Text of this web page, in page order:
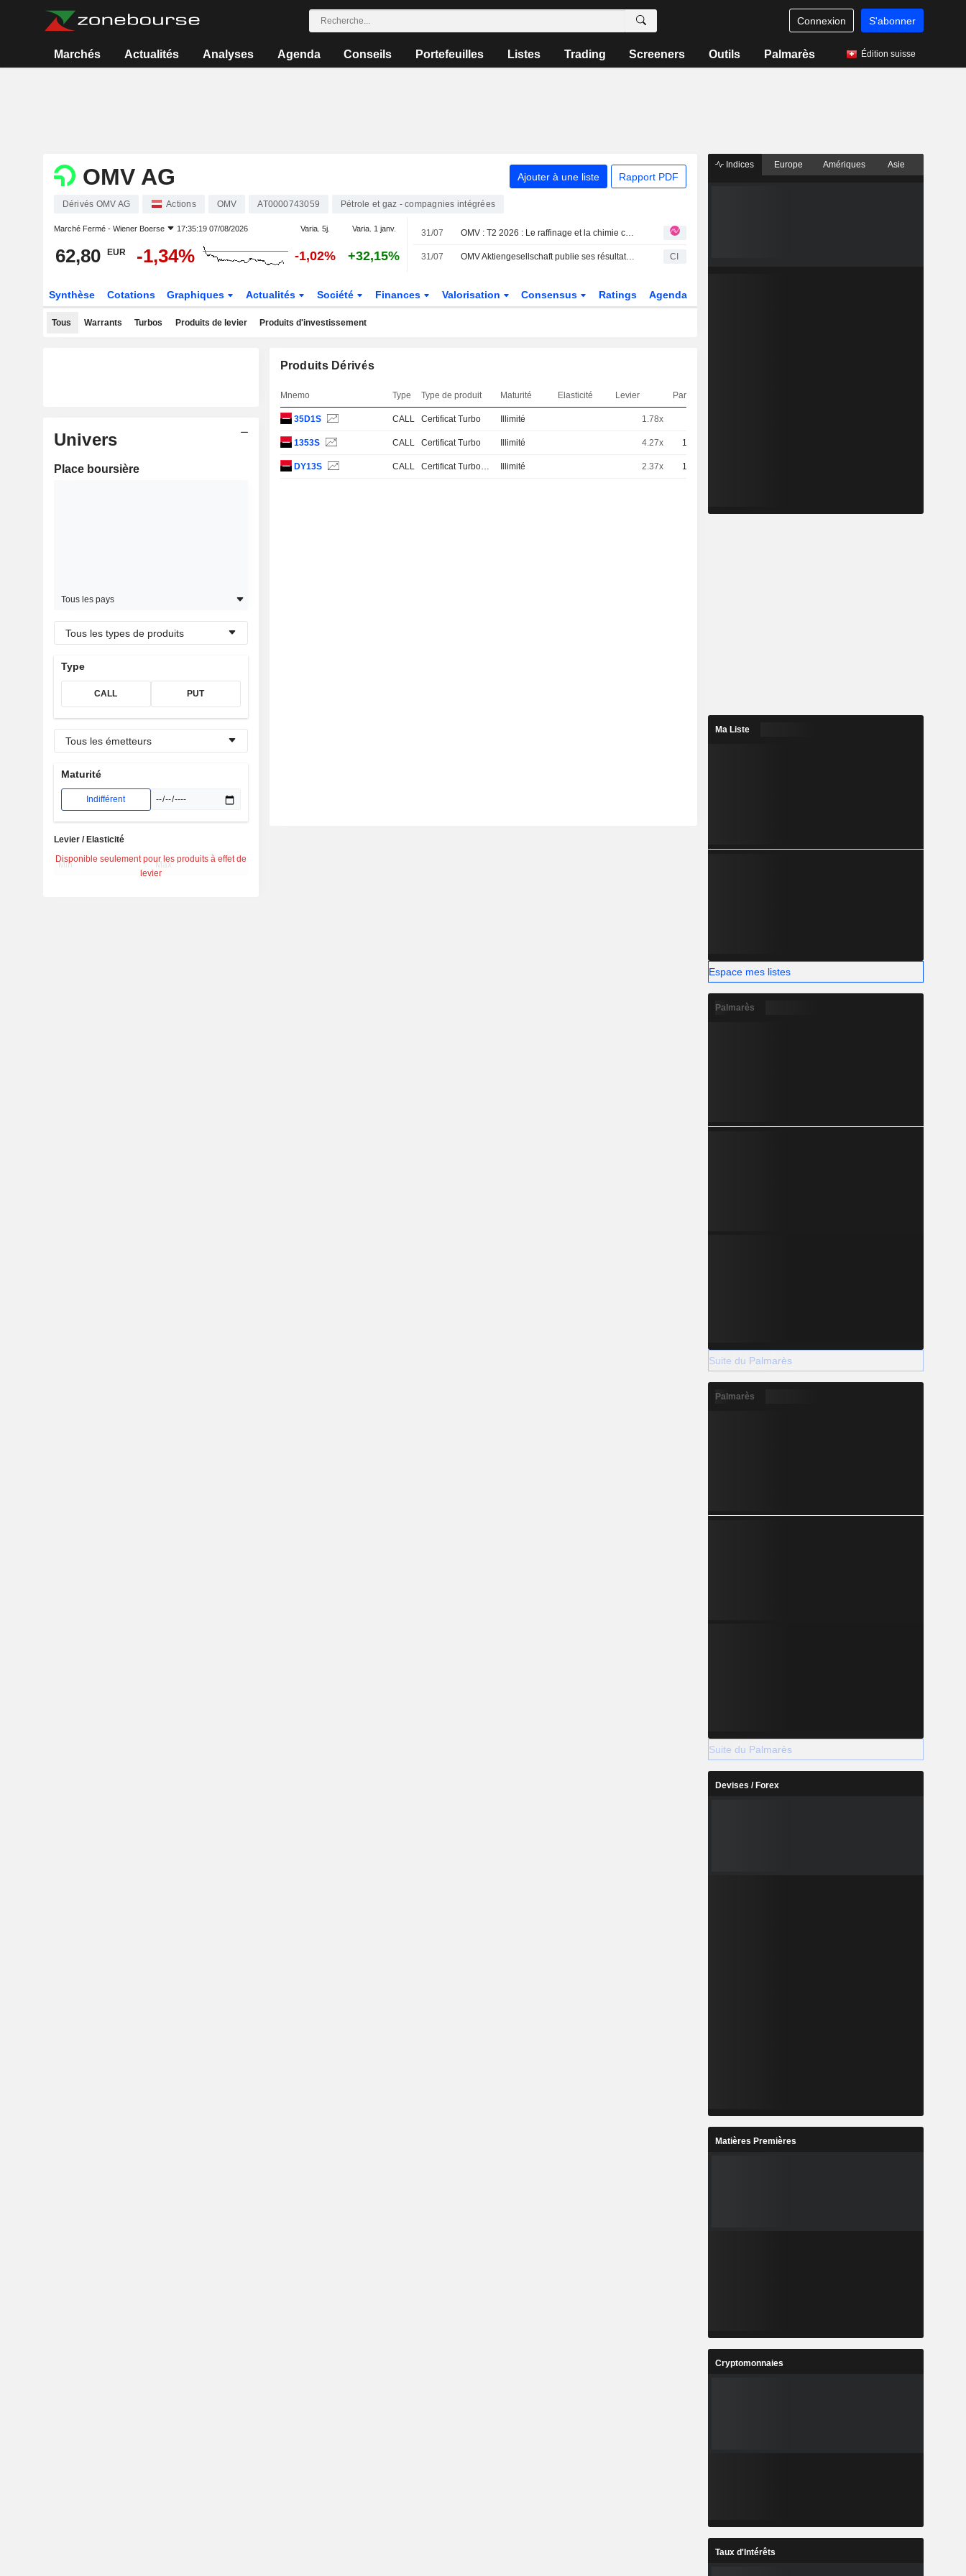
Connexion S'abonner
Marchés Actualités Analyses Agenda Conseils Portefeuilles Listes Trading Screeners Outils Palmarès Édition suisse
OMV AG Ajouter à une liste Rapport PDF
Dérivés OMV AG Actions OMV AT0000743059 Pétrole et gaz - compagnies intégrées
Marché Fermé - Wiener Boerse 17:35:19 07/08/2026 Varia. 5j. Varia. 1 janv.
62,80 EUR -1,34% -1,02% +32,15%
31/07 OMV : T2 2026 : Le raffinage et la chimie compensent les contraintes à l'exportation de l'Amont
31/07 OMV Aktiengesellschaft publie ses résultats pour le deuxième trimestre et le premier semestre clos le 30 juin 2026 CI
Synthèse Cotations Graphiques Actualités Société Finances Valorisation Consensus Ratings Agenda
Tous Warrants Turbos Produits de levier Produits d'investissement
Univers
Place boursière
Tous les pays
Tous les types de produits
Type
CALL PUT
Tous les émetteurs
Maturité
Indifférent
Disponible seulement pour les produits à effet de
levier
Levier / Elasticité
Produits Dérivés
Mnemo Type Type de produit Maturité Elasticité Levier Parité
35D1S CALL Certificat Turbo Illimité 1.78x
1353S CALL Certificat Turbo Illimité 4.27x 10
DY13S CALL Certificat Turbo Stop Loss Illimité 2.37x 10
Indices Europe Amériques Asie
Ma Liste
Espace mes listes
Palmarès
Suite du Palmarès
Palmarès
Suite du Palmarès
Devises / Forex
Matières Premières
Cryptomonnaies
Taux d'Intérêts